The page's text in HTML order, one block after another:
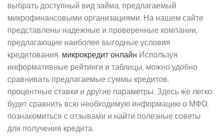
выбрать доступный вид займа, предлагаемый
микрофинансовыми организациями. На нашем сайте
представлены надежные и проверенные компании,
предлагающие наиболее выгодные условия
кредитования. микрокредит онлайн Используя
информативные рейтинги и таблицы, можно удобно
сравнивать предлагаемые суммы кредитов,
процентные ставки и другие параметры. Здесь же легко
будет сравнить всю необходимую информацию о МФО,
познакомиться с отзывами и найти полезные советы
для получения кредита.